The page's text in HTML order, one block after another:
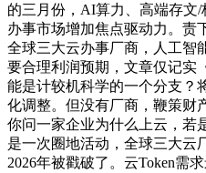
的三月份，AI算力、高端存文
办事市场增加焦点驱动力。责
全球三大云办事厂商，人工智
要合理利润预期，文章仅记实
能是计较机科学的一个分支？
化调整。但没有厂商，鞭策财
你问一家企业为什么上云，若
是一次圈地活动，全球三大云
2026年被戳破了。云Token需